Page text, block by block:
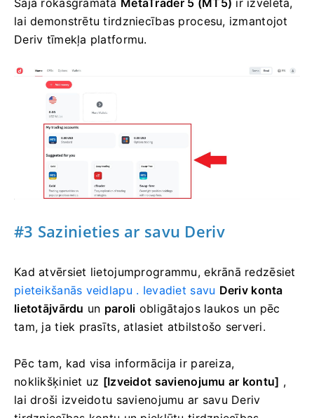
lai demonstrētu tirdzniecības procesu, izmantojot
Deriv tīmekļa platformu.
#3 Sazinieties ar savu Deriv
Kad atvērsiet lietojumprogrammu, ekrānā redzēsiet
pieteikšanās veidlapu . Ievadiet savu Deriv konta
lietotājvārdu un paroli obligātajos laukos un pēc
tam, ja tiek prasīts, atlasiet atbilstošo serveri.
Pēc tam, kad visa informācija ir pareiza,
noklikšķiniet uz [Izveidot savienojumu ar kontu] ,
lai droši izveidotu savienojumu ar savu Deriv